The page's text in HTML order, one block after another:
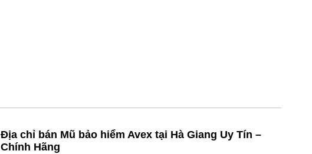
Địa chỉ bán Mũ bảo hiểm Avex tại Hà Giang Uy Tín –
Chính Hãng